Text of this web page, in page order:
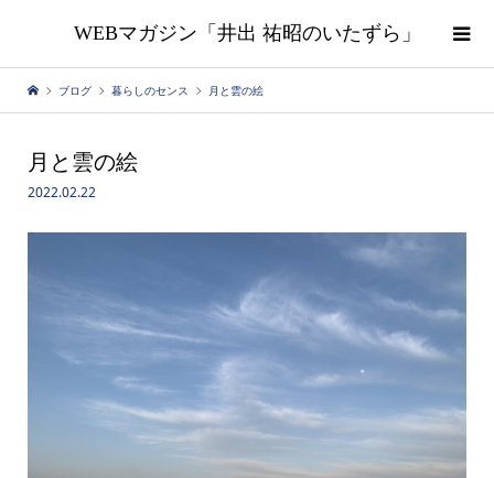
WEBマガジン「井出 祐昭のいたずら」
ブログ 暮らしのセンス 月と雲の絵
月と雲の絵
2022.02.22